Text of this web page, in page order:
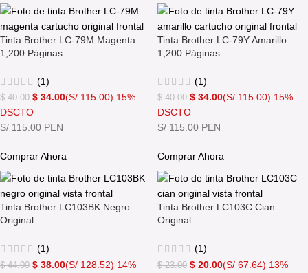
Tinta Brother LC-79M Magenta —
1,200 Páginas
(1)
$40.00 $ 34.00(S/ 115.00) 15%
DSCTO
S/ 115.00 PEN
Comprar Ahora
Tinta Brother LC-79Y Amarillo —
1,200 Páginas
(1)
$40.00 $ 34.00(S/ 115.00) 15%
DSCTO
S/ 115.00 PEN
Comprar Ahora
Tinta Brother LC103BK Negro
Original
(1)
$44.00 $ 38.00(S/ 128.52) 14%
Tinta Brother LC103C Cian
Original
(1)
$23.00 $ 20.00(S/ 67.64) 13%